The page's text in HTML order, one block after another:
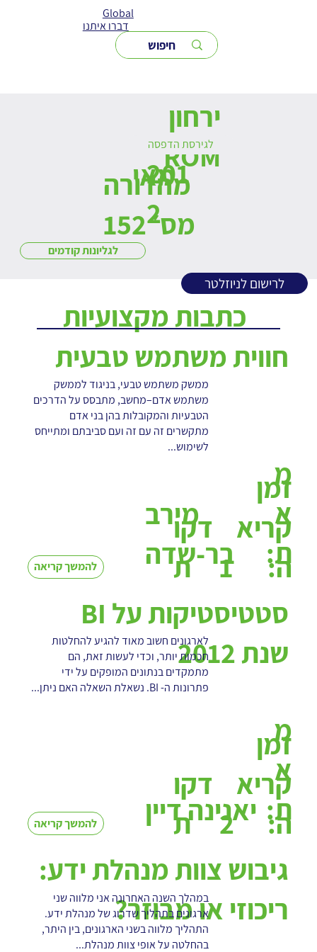
Global
דברו איתנו
ירחון
ROM
מהדורה
מס׳ 152
לגליונות קודמים
מאי
201
2
לגירסת הדפסה
לרישום לניוזלטר
חווית משתמש טבעית
ממשק משתמש טבעי, בניגוד לממשק
משתמש אדם–מחשב, מתבסס על הדרכים
הטבעיות והמקובלות בהן בני אדם
מתקשרים זה עם זה ועם סביבתם ומתייחס
לשימוש...
מירב
בר-שדה
מ
א
ת:
להמשך קריאה
דקו
ת
זמן
קריא
ה:
1
סטטיסטיקות על BI
שנת 2012
לארגונים חשוב מאוד להגיע להחלטות
חכמות יותר, וכדי לעשות זאת, הם
מתמקדים בנתונים המופקים על ידי
פתרונות ה- BI. נשאלת השאלה האם ניתן...
יאנינה דיין
מ
א
ת:
להמשך קריאה
דקו
ת
זמן
קריא
ה:
2
גיבוש צוות מנהלת ידע:
ריכוזי או מבוזר?
במהלך השנה האחרונה אני מלווה שני
ארגונים בתהליך שדרוג של מנהלת ידע.
התהליך מלווה בשני הארגונים, בין היתר,
בהחלטה על אופי צוות מנהלת...
כתבות מקצועיות